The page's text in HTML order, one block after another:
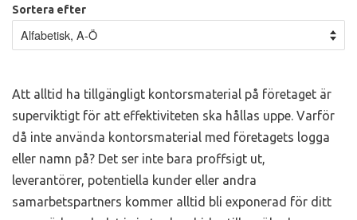
o
Sortera efter
Att alltid ha tillgängligt kontorsmaterial på företaget är
superviktigt för att effektiviteten ska hållas uppe. Varför
då inte använda kontorsmaterial med företagets logga
eller namn på? Det ser inte bara proffsigt ut,
leverantörer, potentiella kunder eller andra
samarbetspartners kommer alltid bli exponerad för ditt